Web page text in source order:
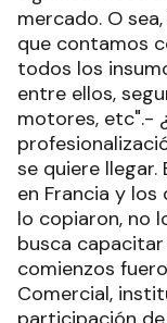
mercado. O
que contamos
todos los
entre ellos,
motores, etc".-
se quiere
en Francia y
lo copiaron, no
busca
comienzos
Comercial,